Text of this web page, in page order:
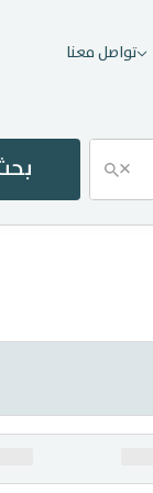
تواصل معنا
×